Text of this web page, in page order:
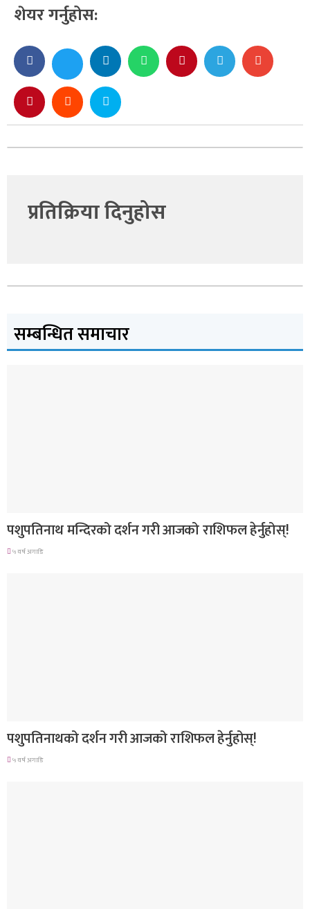
शेयर गर्नुहोस:
प्रतिक्रिया दिनुहोस
सम्बन्धित समाचार
पशुपतिनाथ मन्दिरको दर्शन गरी आजको राशिफल हेर्नुहोस्!
५ वर्ष अगाडि
पशुपतिनाथको दर्शन गरी आजको राशिफल हेर्नुहोस्!
५ वर्ष अगाडि